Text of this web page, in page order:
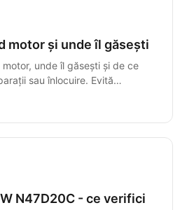
motor și unde îl găsești
unde îl găsești și de ce
sau înlocuire. Evită
N47D20C - ce verifici